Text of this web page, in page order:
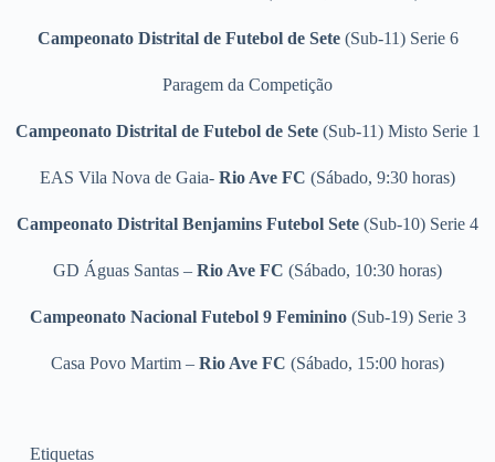
Campeonato Distrital de Futebol de Sete(Sub-11) Serie 6
Paragem da Competição
Campeonato Distrital de Futebol de Sete(Sub-11) Misto Serie 1
EAS Vila Nova de Gaia- Rio Ave FC (Sábado, 9:30 horas)
Campeonato Distrital Benjamins Futebol Sete (Sub-10) Serie 4
GD Águas Santas – Rio Ave FC (Sábado, 10:30 horas)
Campeonato Nacional Futebol 9 Feminino(Sub-19) Serie 3
Casa Povo Martim – Rio Ave FC (Sábado, 15:00 horas)
Etiquetas